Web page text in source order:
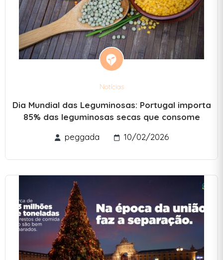
Notícias
Dia Mundial das Leguminosas: Portugal importa
85% das leguminosas secas que consome
peggada
10/02/2026